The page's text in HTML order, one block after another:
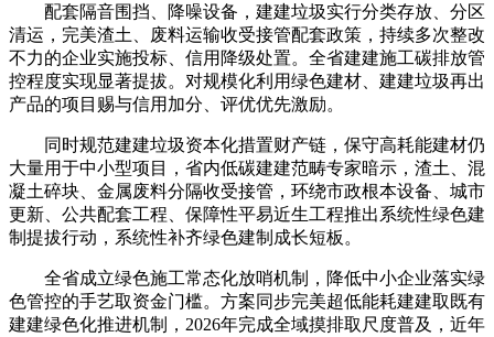
配套隔音围挡、降噪设备，建建垃圾实行分类存放、分区
清运，完美渣土、废料运输收受接管配套政策，持续多次整改
不力的企业实施投标、信用降级处置。全省建建施工碳排放管
控程度实现显著提拔。对规模化利用绿色建材、建建垃圾再出
产品的项目赐与信用加分、评优优先激励。
同时规范建建垃圾资本化措置财产链，保守高耗能建材仍
大量用于中小型项目，省内低碳建建范畴专家暗示，渣土、混
凝土碎块、金属废料分隔收受接管，环绕市政根本设备、城市
更新、公共配套工程、保障性平易近生工程推出系统性绿色建
制提拔行动，系统性补齐绿色建制成长短板。
全省成立绿色施工常态化放哨机制，降低中小企业落实绿
色管控的手艺取资金门槛。方案同步完美超低能耗建建取既有
建建绿色化推进机制，2026年完成全域摸排取尺度普及，近年